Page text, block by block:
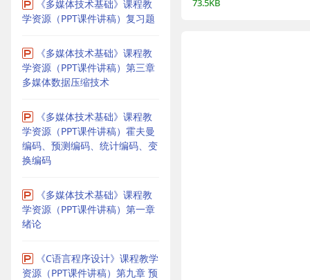
《多媒体技术基础》课程教
学资源（PPT课件讲稿）复习题
《多媒体技术基础》课程教
学资源（PPT课件讲稿）第三章
多媒体数据压缩技术
《多媒体技术基础》课程教
学资源（PPT课件讲稿）霍夫曼
编码、预测编码、统计编码、变
换编码
《多媒体技术基础》课程教
学资源（PPT课件讲稿）第一章
绪论
《C语言程序设计》课程教学
资源（PPT课件讲稿）第九章 预
73.5KB